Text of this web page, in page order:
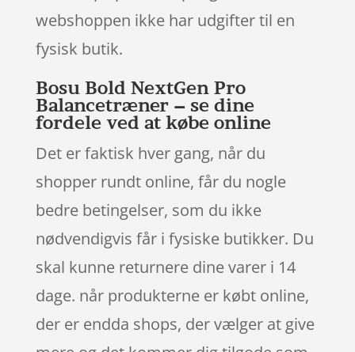
webshoppen ikke har udgifter til en
fysisk butik.
Bosu Bold NextGen Pro
Balancetræner – se dine
fordele ved at købe online
Det er faktisk hver gang, når du
shopper rundt online, får du nogle
bedre betingelser, som du ikke
nødvendigvis får i fysiske butikker. Du
skal kunne returnere dine varer i 14
dage. når produkterne er købt online,
der er endda shops, der vælger at give